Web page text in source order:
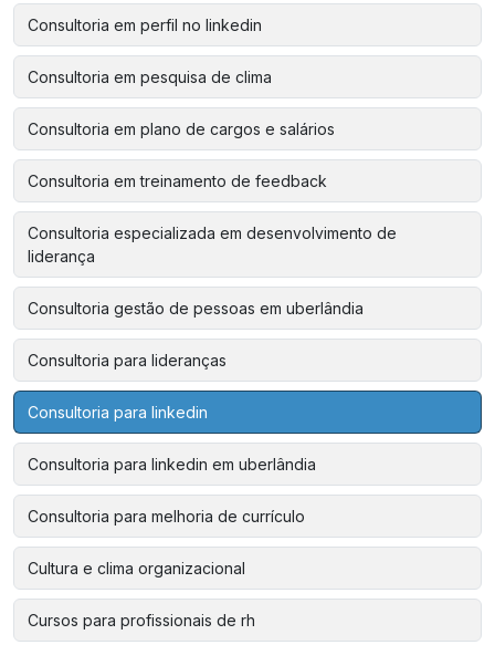
Consultoria em perfil no linkedin
Consultoria em pesquisa de clima
Consultoria em plano de cargos e salários
Consultoria em treinamento de feedback
Consultoria especializada em desenvolvimento de
liderança
Consultoria gestão de pessoas em uberlândia
Consultoria para lideranças
Consultoria para linkedin
Consultoria para linkedin em uberlândia
Consultoria para melhoria de currículo
Cultura e clima organizacional
Cursos para profissionais de rh